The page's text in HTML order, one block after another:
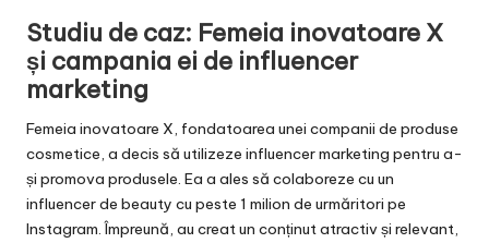
Studiu de caz: Femeia inovatoare X
și campania ei de influencer
marketing
Femeia inovatoare X, fondatoarea unei companii de produse
cosmetice, a decis să utilizeze influencer marketing pentru a-
și promova produsele. Ea a ales să colaboreze cu un
influencer de beauty cu peste 1 milion de urmăritori pe
Instagram. Împreună, au creat un conținut atractiv și relevant,